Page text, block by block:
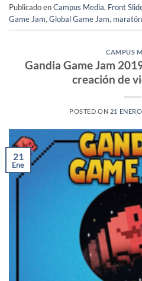
Publicado enCampus Media, Front
Game Jam, Global Game Jam, maratón
CAMPUS
Gandia Game Jam
creación de
POSTED ON 21
21
Ene